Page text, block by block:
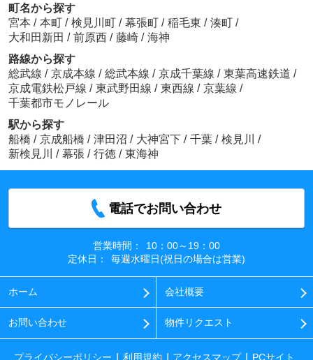
町名から探す
宮本 / 本町 / 検見川町 / 幕張町 / 稲毛東 / 湊町 /
大和田新田 / 前原西 / 藤崎 / 海神
路線から探す
総武線 / 京成本線 / 総武本線 / 京成千葉線 / 東葉高速鉄道 /
京成電鉄松戸線 / 東武野田線 / 東西線 / 京葉線 /
千葉都市モノレール
駅から探す
船橋 / 京成船橋 / 津田沼 / 大神宮下 / 千葉 / 検見川
/
新検見川
/ 幕張 / 行徳 / 東海神
電話でお問い合わせ
営業時間：
10：00～19：00
定休日：
毎週水曜日(祝日の場合は営業)
ホーム 会社概要
お問い合わせ 物件リクエスト
プライバシーポリシー 利用規約 アクセスマップ PCサイト